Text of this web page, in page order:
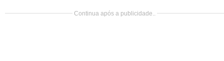
Continua após a publicidade..